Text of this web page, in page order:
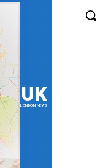
UK
LONDON NEWS